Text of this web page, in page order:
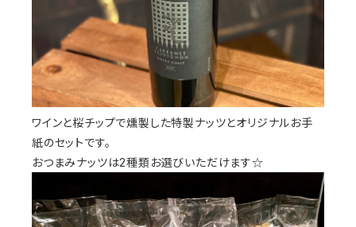
ワインと桜チップで燻製した特製ナッツとオリジナルお手
紙のセットです。
おつまみナッツは2種類お選びいただけます☆